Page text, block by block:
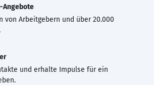
Angebote
von Arbeitgebern und über 20.000
und erhalte Impulse für ein